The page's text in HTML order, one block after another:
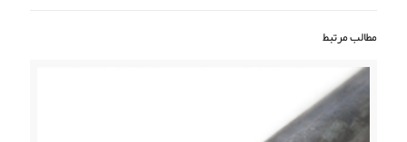
مطالب مرتبط